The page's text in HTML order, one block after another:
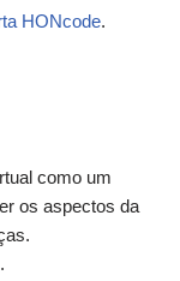
HONcode.
como um
os aspectos da